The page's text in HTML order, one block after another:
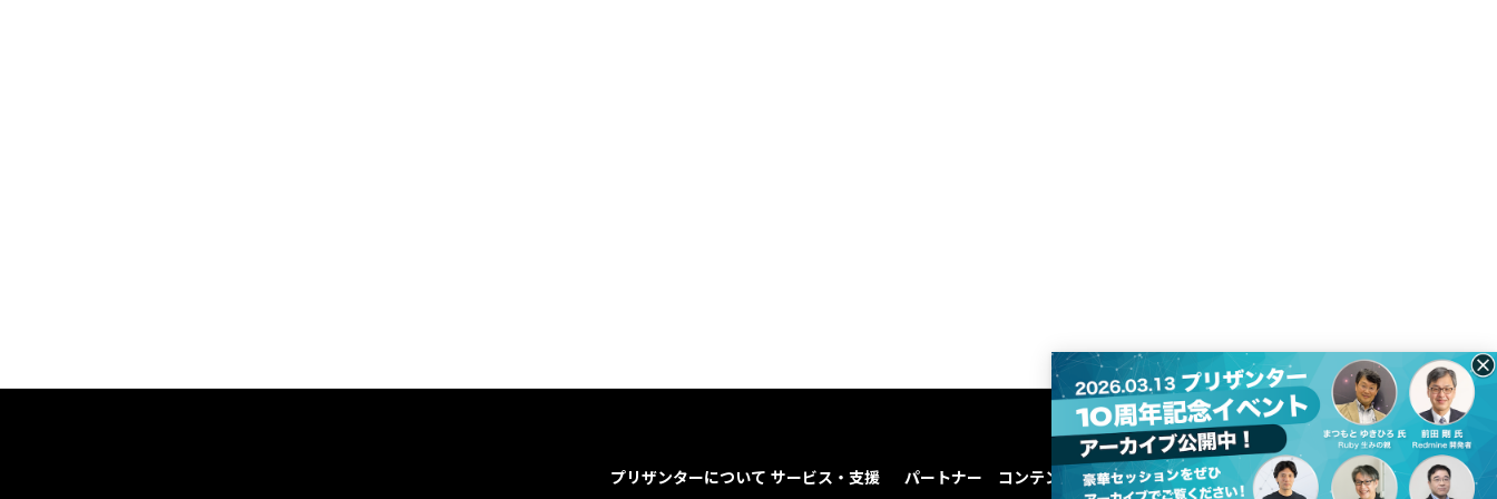
プリザンターについて サービス・支援 パートナー コンテンツ コーポレート